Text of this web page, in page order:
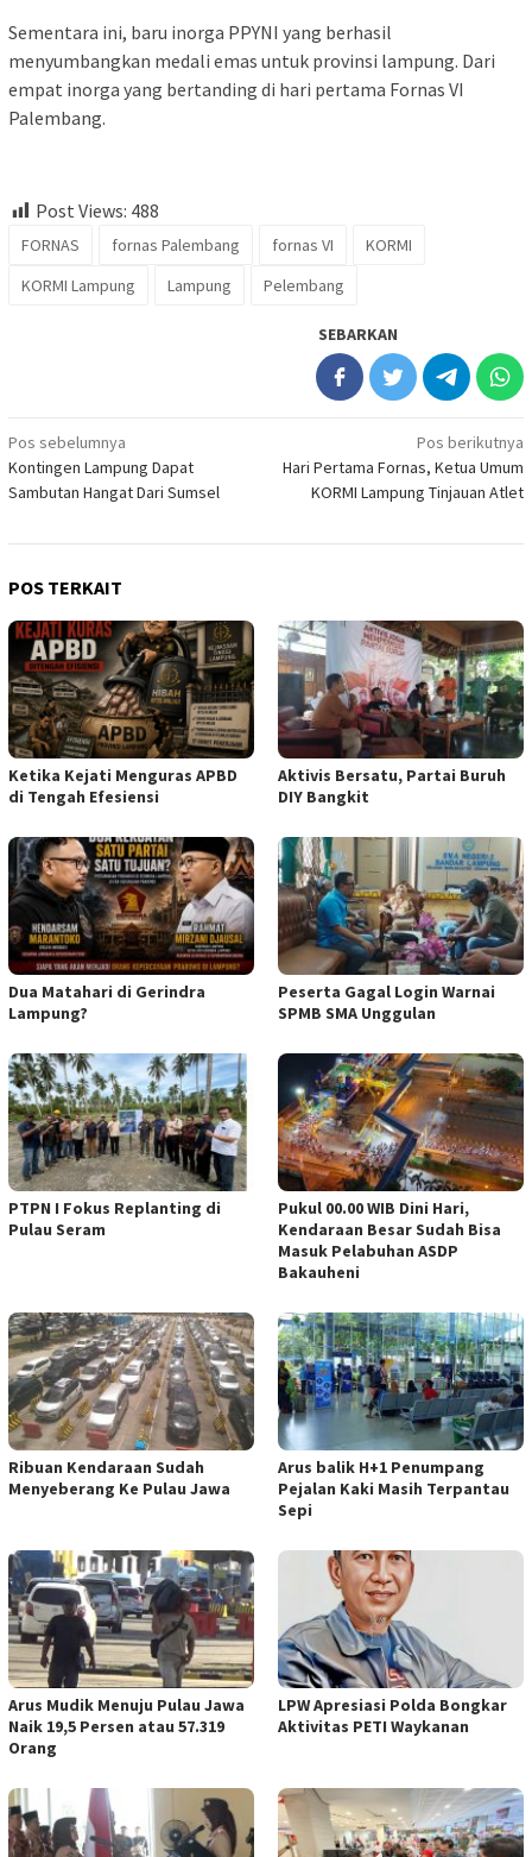
Sementara ini, baru inorga PPYNI yang berhasil
menyumbangkan medali emas untuk provinsi lampung. Dari
empat inorga yang bertanding di hari pertama Fornas VI
Palembang.
Post Views: 488
FORNAS fornas Palembang fornas VI
KORMI
KORMI Lampung
Lampung Pelembang
SEBARKAN
Navigasi
pos
Pos sebelumnya
Kontingen Lampung Dapat
Sambutan Hangat Dari Sumsel
Pos berikutnya
Hari Pertama Fornas, Ketua Umum
KORMI Lampung Tinjauan Atlet
POS TERKAIT
Ketika Kejati Menguras APBD
di Tengah Efesiensi
Aktivis Bersatu, Partai Buruh
DIY Bangkit
Dua Matahari di Gerindra
Lampung?
Peserta Gagal Login Warnai
SPMB SMA Unggulan
PTPN I Fokus Replanting di
Pulau Seram
Pukul 00.00 WIB Dini Hari,
Kendaraan Besar Sudah Bisa
Masuk Pelabuhan ASDP
Bakauheni
Ribuan Kendaraan Sudah
Menyeberang Ke Pulau Jawa
Arus balik H+1 Penumpang
Pejalan Kaki Masih Terpantau
Sepi
Arus Mudik Menuju Pulau Jawa
Naik 19,5 Persen atau 57.319
Orang
LPW Apresiasi Polda Bongkar
Aktivitas PETI Waykanan